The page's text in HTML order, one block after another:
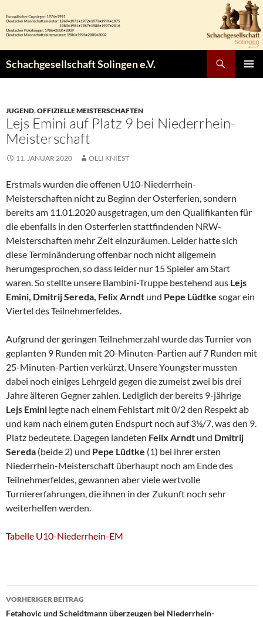
Inhalt
springen
Schachgesellschaft Solingen e.V.
JUGEND,OFFIZIELLE MEISTERSCHAFTEN
Lejs Emini auf Platz 9 bei Niederrhein-
Meisterschaft
11. JANUAR 2020 OLLI KNIEST
Erstmals wurden die offenen U10-Niederrhein-
Meisterschaften nicht zu Beginn der Osterferien, sondern
bereits am 11.01.2020 ausgetragen, um den Qualifikanten für
die ebenfalls in den Osterferien stattfindenden NRW-
Meisterschaften mehr Zeit einzuräumen. Leider hatte sich
diese Terminänderung offenbar noch nicht allgemein
herumgesprochen, so dass leider nur 15 Spieler am Start
waren. So stellte unsere Bambini-Truppe bestehend aus Lejs
Emini, Dmitrij Sereda, Felix Arndt und Pepe Lüdtke sogar ein
Viertel des Teilnehmerfeldes.
Aufgrund der geringen Teilnehmerzahl wurde das Turnier von
geplanten 9 Runden mit 20-Minuten-Partien auf 7 Runden mit
25-Minuten-Partien verkürzt. Unsere Youngster mussten
dabei noch einiges Lehrgeld gegen die zumeist zwei bis drei
Jahre älteren Gegner zahlen. Lediglich der bereits 9-jährige
Lejs Emini legte nach einem Fehlstart mit 0/2 den Respekt ab
und kam nach einem guten Endspurt noch auf 3½/7, was den 9.
Platz bedeutete. Dagegen landeten Felix Arndt und Dmitrij
Sereda (beide 2) und Pepe Lüdtke (1) bei ihrer ersten
Niederrhein-Meisterschaft überhaupt noch am Ende des
Teilnehmerfeldes, gewannen aber viele wertvolle
Turniererfahrungen, die ihnen in der Zukunft noch sehr
weiterhelfen werden.
Tabelle U10-Niederrhein-EM
Beitragsnavigation
VORHERIGER BEITRAG
Fetahovic und Scheidtmann überzeugen bei Niederrhein-